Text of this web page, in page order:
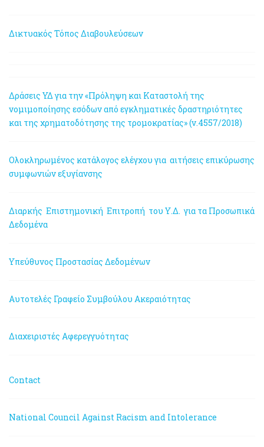
Δικτυακός Τόπος Διαβουλεύσεων
Δράσεις ΥΔ για την «Πρόληψη και Καταστολή της
νομιμοποίησης εσόδων από εγκληματικές δραστηριότητες
και της χρηματοδότησης της τρομοκρατίας» (ν.4557/2018)
Ολοκληρωμένος κατάλογος ελέγχου για αιτήσεις επικύρωσης
συμφωνιών εξυγίανσης
Διαρκής Επιστημονική Επιτροπή του Υ.Δ. για τα Προσωπικά
Δεδομένα
Υπεύθυνος Προστασίας Δεδομένων
Αυτοτελές Γραφείο Συμβούλου Ακεραιότητας
Διαχειριστές Αφερεγγυότητας
Contact
National Council Against Racism and Intolerance